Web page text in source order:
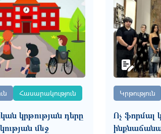
Հասարակություն
կրթության դերը
մեջ
Կրթություն
Ոչ ֆորմալ